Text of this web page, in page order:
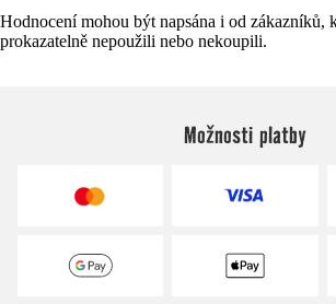
Hodnocení mohou být napsána i od zákazníků,
prokazatelně nepoužili nebo nekoupili.
Možnosti platby